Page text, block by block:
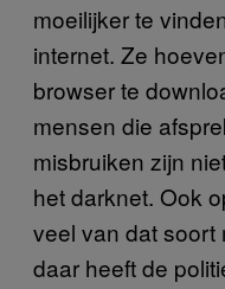
moeilijker te
internet. Ze
browser te
mensen die
misbruiken zijn
het darknet. Ook
veel van dat soort
daar heeft de